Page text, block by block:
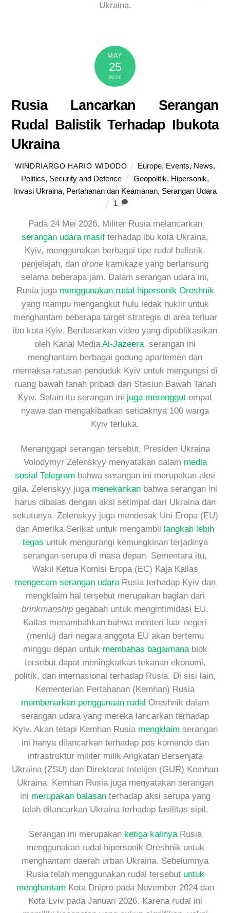
Ukraina.
MAY
25
2026
Rusia Lancarkan Serangan
Rudal Balistik Terhadap Ibukota
Ukraina
WINDRIARGO HARIO WIDODO Europe, Events, News,
Politics, Security and Defence Geopolitik, Hipersonik,
Invasi Ukraina, Pertahanan dan Keamanan, Serangan Udara
1
Pada 24 Mei 2026, Militer Rusia melancarkan
serangan udara masif terhadap ibu kota Ukraina,
Kyiv, menggunakan berbagai tipe rudal balistik,
penjelajah, dan drone kamikaze yang berlansung
selama beberapa jam. Dalam serangan udara ini,
Rusia juga menggunakan rudal hipersonik Oreshnik
yang mampu mengangkut hulu ledak nuklir untuk
menghantam beberapa target strategis di area terluar
ibu kota Kyiv. Berdasarkan video yang dipublikasikan
oleh Kanal MediaAl-Jazeera, serangan ini
menghantam berbagai gedung apartemen dan
memaksa ratusan penduduk Kyiv untuk mengungsi di
ruang bawah tanah pribadi dan Stasiun Bawah Tanah
Kyiv. Selain itu serangan ini juga merenggut empat
nyawa dan mengakibatkan setidaknya 100 warga
Kyiv terluka.
Menanggapi serangan tersebut, Presiden Ukraina
Volodymyr Zelenskyy menyatakan dalam media
sosial Telegram bahwa serangan ini merupakan aksi
gila. Zelenskyy juga menekankan bahwa serangan ini
harus dibalas dengan aksi setimpal dari Ukraina dan
sekutunya. Zelenskyy juga mendesak Uni Eropa (EU)
dan Amerika Serikat untuk mengambil langkah lebih
tegas untuk mengurangi kemungkinan terjadinya
serangan serupa di masa depan. Sementara itu,
Wakil Ketua Komisi Eropa (EC) Kaja Kallas
mengecam serangan udaraRusia terhadap Kyiv dan
mengklaim hal tersebut merupakan bagian dari
brinkmanship gegabah untuk mengintimidasi EU.
Kallas menambahkan bahwa menteri luar negeri
(menlu) dari negara anggota EU akan bertemu
minggu depan untuk membahas bagaimanablok
tersebut dapat meningkatkan tekanan ekonomi,
politik, dan internasional terhadap Rusia. Di sisi lain,
Kementerian Pertahanan (Kemhan) Rusia
membenarkan penggunaan rudal Oreshnik dalam
serangan udara yang mereka lancarkan terhadap
Kyiv. Akan tetapi Kemhan Rusia mengklaim serangan
ini hanya dilancarkan terhadap pos komando dan
infrastruktur militer milik Angkatan Bersenjata
Ukraina (ZSU) dan Direktorat Intelijen (GUR) Kemhan
Ukraina. Kemhan Rusia juga menyatakan serangan
ini merupakan balasanterhadap aksi serupa yang
telah dilancarkan Ukraina terhadap fasilitas sipil.
Serangan ini merupakan ketiga kalinyaRusia
menggunakan rudal hipersonik Oreshnik untuk
menghantam daerah urban Ukraina. Sebelumnya
Rusia telah menggunakan rudal tersebut untuk
menghantam Kota Dnipro pada November 2024 dan
Kota Lviv pada Januari 2026. Karena rudal ini